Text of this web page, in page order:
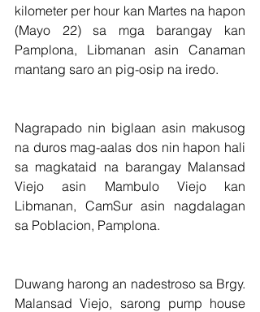
kilometer per hour kan Martes na hapon
(Mayo 22) sa mga barangay kan
Pamplona, Libmanan asin Canaman
mantang saro an pig-osip na iredo.
Nagrapado nin biglaan asin makusog
na duros mag-aalas dos nin hapon hali
sa magkataid na barangay Malansad
Viejo asin Mambulo Viejo kan
Libmanan, CamSur asin nagdalagan
sa Poblacion, Pamplona.
Duwang harong an nadestroso sa Brgy.
Malansad Viejo, sarong pump house